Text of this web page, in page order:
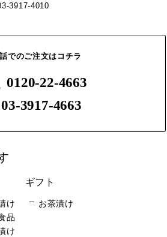
3917-4010
でのご注文はコチラ
0120-22-4663
03-3917-4663
け
品
け
ギフト
お茶漬け